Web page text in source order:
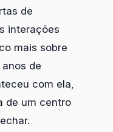
de
interações
mais sobre
de
com ela,
de um centro